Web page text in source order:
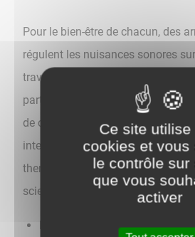
Pour le bien-être de chacun, des
régulent les nuisances sonores
travaux de bricolage ou de
particuliers à l’aide d’outils ou
de causer une gêne pour le
intensité sonore, tels que :
thermique, tronçonneuses,
scies mécaniques ne peuvent être
les jours ouvrables de 8
Ce site utilise
cookies et vous
le contrôle sur
que vous
activer